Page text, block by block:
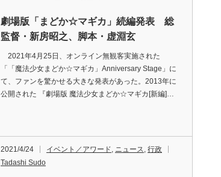
劇場版「まどか☆マギカ」続編発表 総
監督・新房昭之、脚本・虚淵玄
2021年4月25日、オンライン無観客実施された
「「魔法少女まどか☆マギカ」Anniversary Stage」に
て、ファンを驚かせる大きな発表があった。2013年に
公開された 『劇場版 魔法少女まどか☆マギカ[新編]…
2021/4/24 イベント／アワード, ニュース, 行政
Tadashi Sudo